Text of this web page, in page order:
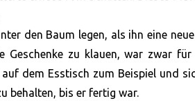
den Baum legen, als ihn eine
Geschenke zu klauen, war zwar
dem Esstisch zum Beispiel und
behalten, bis er fertig war.